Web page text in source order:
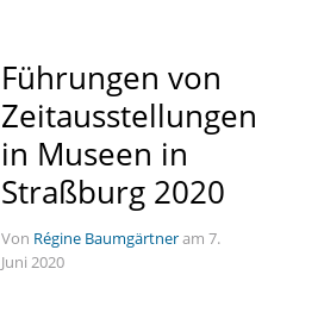
Führungen von
Zeitausstellungen
in Museen in
Straßburg 2020
Von Régine Baumgärtneram 7.
Juni 2020